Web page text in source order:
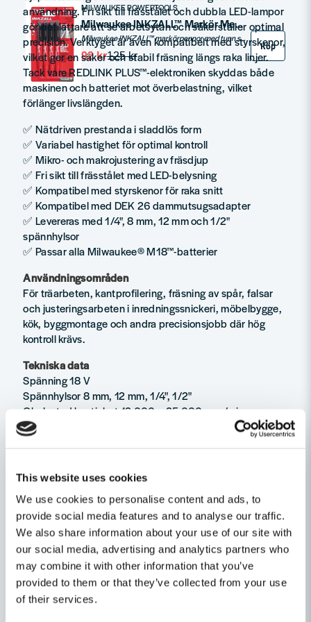
This website uses cookies
We use cookies to personalise content and ads, to
provide social media features and to analyse our traffic.
We also share information about your use of our site with
our social media, advertising and analytics partners who
may combine it with other information that you’ve
provided to them or that they’ve collected from your use
of their services.
MILWAUKEE POWERTOOLS
Milwaukee INKZALL™ Markör Med Tunn Spets 4-P
Milwaukee INKZALL™ markörpennor med tunn spets (cirka 0,6 mm). För märkning av etiketter för elektriska ledningar eller kommentarer på arkitektritningar.
125 kr
92 kr
Köp
användning. Fri sikt till frässtålet och dubbla LED-lampor
gör det lättare att se arbetsytan och säkerställer optimal
precision. Verktyget är även kompatibelt med styrskenor,
vilket ger en säker och stabil fräsning längs raka linjer.
Tack vare REDLINK PLUS™-elektroniken skyddas både
maskinen och batteriet mot överbelastning, vilket
förlänger livslängden.
✅ Nätdriven prestanda i sladdlös form
✅ Variabel hastighet för optimal kontroll
✅ Mikro- och makrojustering av fräsdjup
✅ Fri sikt till frässtålet med LED-belysning
✅ Kompatibel med styrskenor för raka snitt
✅ Kompatibel med DEK 26 dammutsugsadapter
✅ Levereras med 1/4", 8 mm, 12 mm och 1/2"
spännhylsor
✅ Passar alla Milwaukee® M18™-batterier
Användningsområden
För träarbeten, kantprofilering, fräsning av spår, falsar
och justeringsarbeten i inredningssnickeri, möbelbygge,
kök, byggmontage och andra precisionsjobb där hög
kontroll krävs.
Tekniska data
Spänning 18 V
Spännhylsor 8 mm, 12 mm, 1/4", 1/2"
Obelastad hastighet 12 000 – 25 000 varv/min
Fräsdjup 60 mm
Antal hastigheter 6
Batterityp Li-ion
Levereras med
8 mm & 12 mm spännhylsor
Kantbas
Fast nyckel
Dammutsugsadapter
Levereras i förvaringsväska (utan batterier och laddare)